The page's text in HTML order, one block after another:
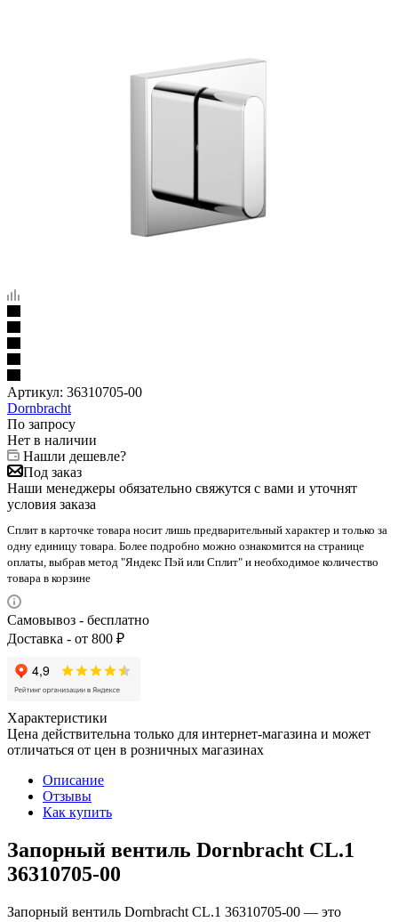
Артикул: 36310705-00
Dornbracht
По запросу
Нет в наличии
Нашли дешевле?
Под заказ
Наши менеджеры обязательно свяжутся с вами и уточнят
условия заказа
Сплит в карточке товара носит лишь предварительный характер и только за
одну единицу товара. Более подробно можно ознакомится на странице
оплаты, выбрав метод "Яндекс Пэй или Сплит" и необходимое количество
товара в корзине
Самовывоз - бесплатно
Доставка - от 800 ₽
Характеристики
Цена действительна только для интернет-магазина и может
отличаться от цен в розничных магазинах
Описание
Отзывы
Как купить
Запорный вентиль Dornbracht CL.1
36310705-00
Запорный вентиль Dornbracht CL.1 36310705-00 — это